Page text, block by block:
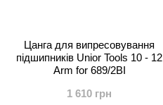
Цанга для випресовування
підшипників Unior Tools 10 - 12
Arm for 689/2BI
1 610 грн